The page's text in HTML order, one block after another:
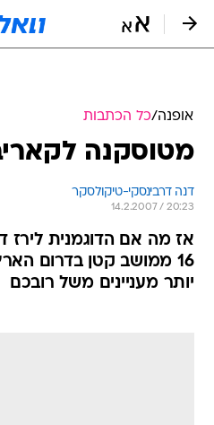
אופנה/כל הכתבות
מטוסקנה
דנה דרבינסקי-טיקולסקר
14.2.2007 / 20:23
אז מה אם הדוגמנית לירז
16 ממושב קטן בדרום
יותר מעניינים משל רובכם